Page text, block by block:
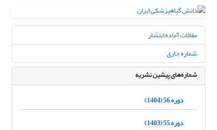
مقالات آماده انتشار
شماره جاری
شماره‌های پیشین نشریه
دوره 56 (1404)
دوره 55 (1403)